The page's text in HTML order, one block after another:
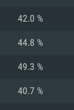
운영체제:
프로세서:
메모리: 16 GB
그래픽 카드:
운영체제:
프로세서:
운영체제:
프로세서:
메모리: 16 GB
그래픽 카드:
42.0 %
44.8 %
49.3 %
40.7 %